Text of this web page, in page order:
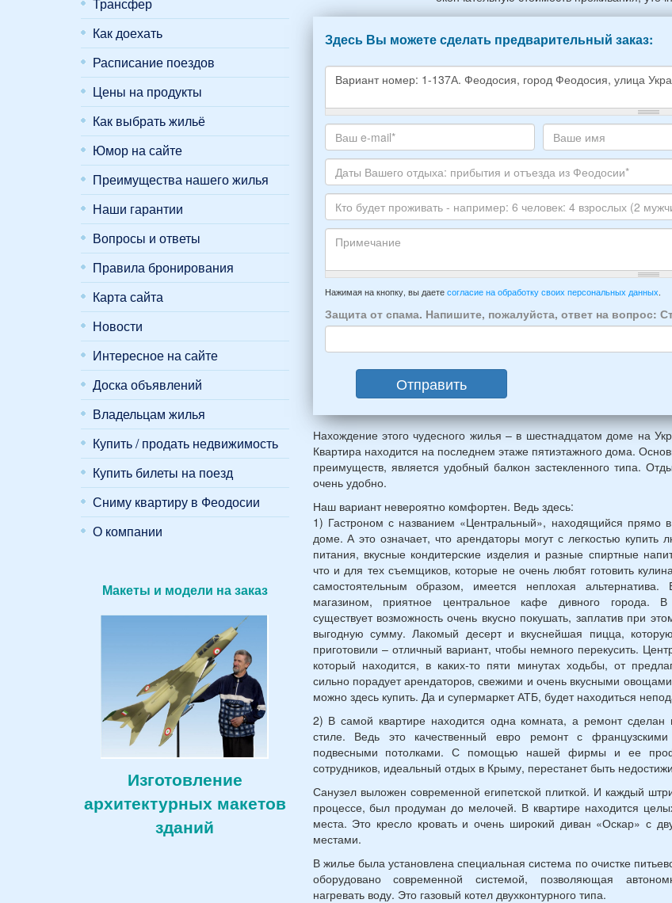
Как доехать
Расписание поездов
Цены на продукты
Как выбрать жильё
Юмор на сайте
Преимущества нашего жилья
Наши гарантии
Вопросы и ответы
Правила бронирования
Карта сайта
Новости
Интересное на сайте
Доска объявлений
Владельцам жилья
Купить / продать недвижимость
Купить билеты на поезд
Сниму квартиру в Феодосии
О компании
Макеты и модели на заказ
Изготовление
архитектурных макетов
зданий
Здесь Вы можете сделать предварительный заказ:
Какое
жилье
хотите
снять,
укажите
пожалуйста
НОМЕР
варианта:
Ваш
адрес
электронной
почты
*
Ваше
имя
Даты
Вашего
отдыха:
прибытия
отъезда
из
*
Кто
будет
-
например:
6
человек:
взрослых
женщины)
и
2
детей
(возраст
и
12
лет):
*
Примечание
Нажимая на кнопку, вы даете согласие на обработку своих персональных данных.
Защита от спама. Напишите, пожалуйста, ответ на вопрос:
Отправить
Нахождение этого чудесного жилья – в шестнадцатом доме на
Квартира находится на последнем этаже пятиэтажного дома.
преимуществ, является удобный балкон застекленного типа.
очень удобно.
Наш вариант невероятно комфортен. Ведь здесь:
1) Гастроном с названием «Центральный», находящийся прямо
доме. А это означает, что арендаторы могут с легкостью купить
питания, вкусные кондитерские изделия и разные спиртные
что и для тех съемщиков, которые не очень любят готовить
самостоятельным образом, имеется неплохая альтернатива.
магазином, приятное центральное кафе дивного города.
существует возможность очень вкусно покушать, заплатив при
выгодную сумму. Лакомый десерт и вкуснейшая пицца, которую
приготовили – отличный вариант, чтобы немного перекусить.
который находится, в каких-то пяти минутах ходьбы, от
сильно порадует арендаторов, свежими и очень вкусными
можно здесь купить. Да и супермаркет АТБ, будет находиться
2) В самой квартире находится одна комната, а ремонт сделан
стиле. Ведь это качественный евро ремонт с
подвесными потолками. С помощью нашей фирмы и ее
сотрудников, идеальный отдых в Крыму, перестанет быть
Санузел выложен современной египетской плиткой. И каждый
процессе, был продуман до мелочей. В квартире находится
места. Это кресло кровать и очень широкий диван «Оскар» с
местами.
В жилье была установлена специальная система по очистке
оборудовано современной системой, позволяющая
нагревать воду. Это газовый котел двухконтурного типа.